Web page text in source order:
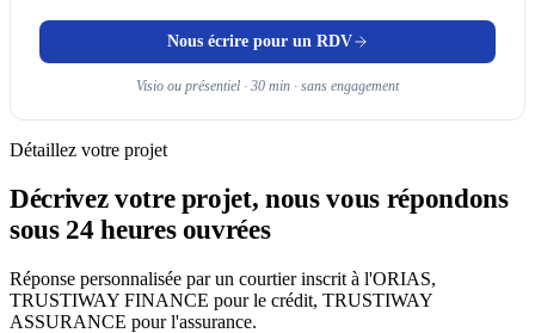
Nous écrire pour un RDV
Visio ou présentiel · 30 min · sans engagement
Détaillez votre projet
Décrivez votre projet, nous vous répondons
sous 24 heures ouvrées
Réponse personnalisée par un courtier inscrit à l'ORIAS,
TRUSTIWAY FINANCE pour le crédit, TRUSTIWAY
ASSURANCE pour l'assurance.